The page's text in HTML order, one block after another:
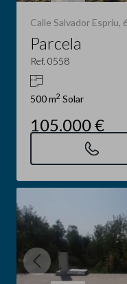
Calle Salvador
Parcela
Ref. 0558
500 m2 Solar
105.000 €